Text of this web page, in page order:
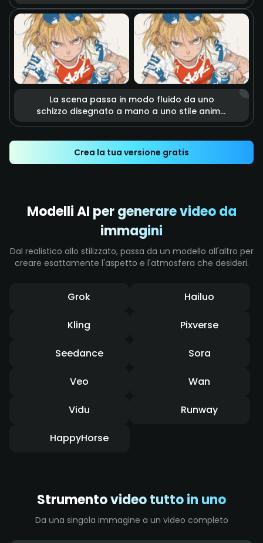
di cuore e capi d'abbigliamento fluttuano
nell'aria come se fossero vivi. Con luci da
studio morbide e colori vivaci, crea
un'atmosfera moda sognante, tenera ed
energica.
La scena passa in modo fluido da uno
schizzo disegnato a mano a uno stile anime.
una lattina. Linee di velocità ed effetti motion
blur accentuano l'impatto intenso e la
Crea la tua versione gratis
Modelli AI per generare video da
immagini
Dal realistico allo stilizzato, passa da un modello all'altro per
creare esattamente l'aspetto e l'atmosfera che desideri.
Grok Hailuo
Kling Pixverse
Seedance Sora
Veo Wan
Vidu Runway
HappyHorse
Strumento video tutto in uno
Da una singola immagine a un video completo